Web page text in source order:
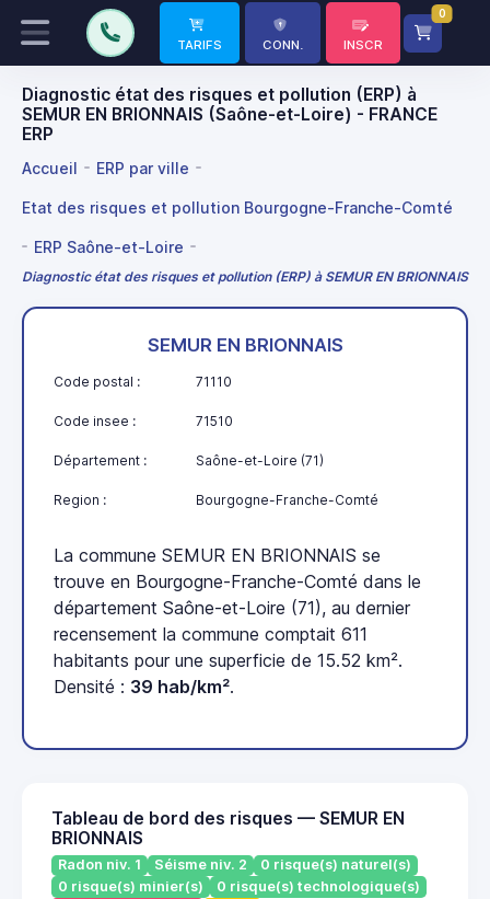
TARIFS CONN. INSCR
0
Diagnostic état des risques et pollution (ERP) à
SEMUR EN BRIONNAIS (Saône-et-Loire) - FRANCE
ERP
Accueil ERP par ville
Etat des risques et pollution Bourgogne-Franche-Comté
ERP Saône-et-Loire
Diagnostic état des risques et pollution (ERP) à SEMUR EN BRIONNAIS
SEMUR EN BRIONNAIS
Code postal : 71110
Code insee : 71510
Département : Saône-et-Loire (71)
Region : Bourgogne-Franche-Comté
La commune SEMUR EN BRIONNAIS se
trouve en Bourgogne-Franche-Comté dans le
département Saône-et-Loire (71), au dernier
recensement la commune comptait 611
habitants pour une superficie de 15.52 km².
Densité : 39 hab/km².
Tableau de bord des risques — SEMUR EN
BRIONNAIS
Radon niv. 1 Séisme niv. 2
0 risque(s) naturel(s)
0 risque(s) minier(s)
0 risque(s) technologique(s)